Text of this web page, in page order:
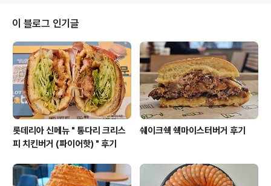
텐더가 들어있어서 치킨을 씹는 식감을 좀 더 느낄 수 있어
요.빵 자체도 두툼한 번이 아니라 얇은 또띠야이다보니 속
재료의 맛을 더 많이 느낄 수가 있고요.소스에 따라서 맛을
다르게 낼 수도 있을 거 같아요.매콤한 소스를 넣어서 약간
멕시칸 요리 느낌을 낼 수도 있고, 요거트 소스를 넣으면 그
리스 기로스 같은..
이 블로그 인기글
롯데리아 신메뉴 " 통다리 크리스
피 치킨버거 (파이어핫) " 후기
쉐이크쉑 쉑마이스터버거 후기